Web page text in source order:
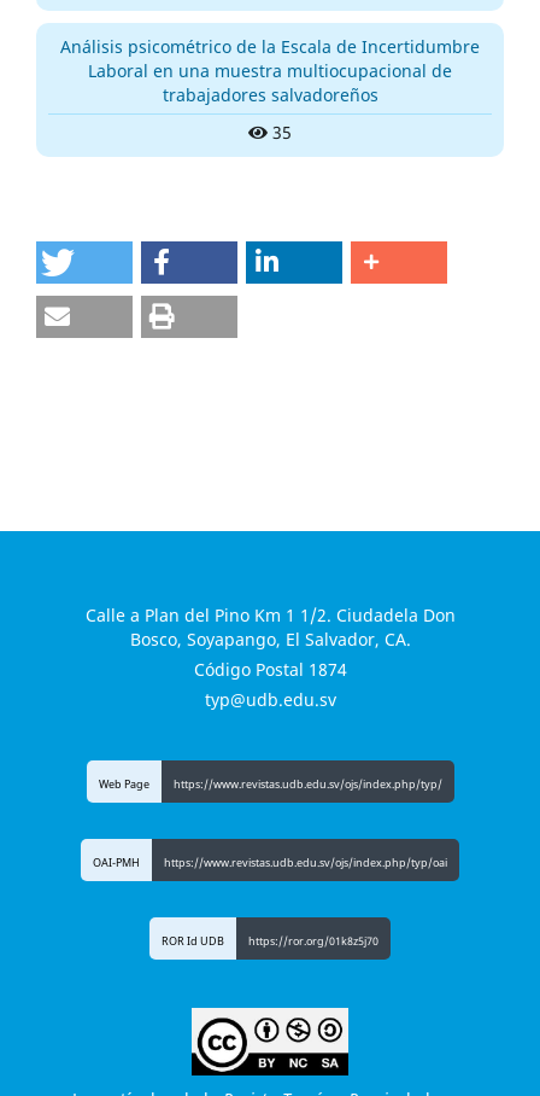
Análisis psicométrico de la Escala de Incertidumbre
Laboral en una muestra multiocupacional de
trabajadores salvadoreños
35
Calle a Plan del Pino Km 1 1/2. Ciudadela Don
Bosco, Soyapango, El Salvador, CA.
Código Postal 1874
typ@udb.edu.sv
Web Page https://www.revistas.udb.edu.sv/ojs/index.php/typ/
OAI-PMH https://www.revistas.udb.edu.sv/ojs/index.php/typ/oai
ROR Id UDB https://ror.org/01k8z5j70